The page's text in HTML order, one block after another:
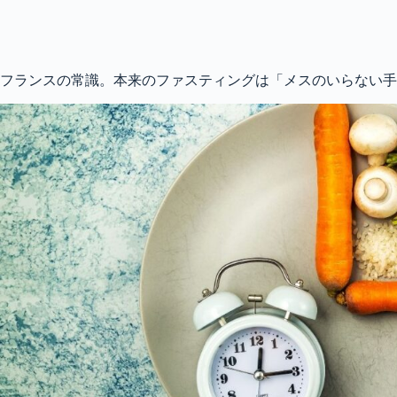
フランスの常識。本来のファスティングは「メスのいらない